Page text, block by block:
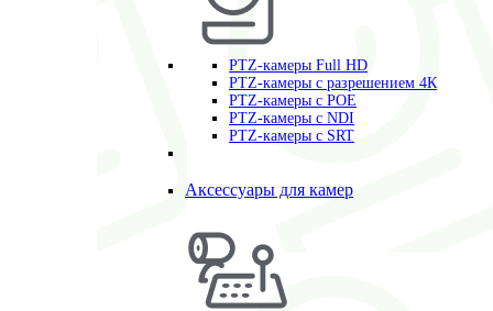
PTZ-камеры Full HD
PTZ-камеры с разрешением 4К
PTZ-камеры с POE
PTZ-камеры c NDI
PTZ-камеры с SRT
Аксессуары для камер